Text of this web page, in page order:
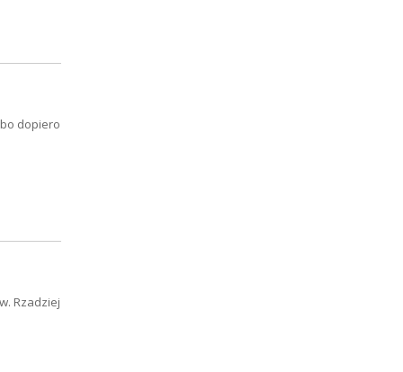
dopiero
Rzadziej